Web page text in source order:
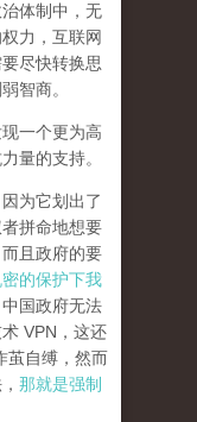
体制中，无
力，互联网
尽快转换思
智商。
一个更为高
量的支持。
为它划出了
拼命地想要
且政府的要
的保护下我
国政府无法
VPN，这还
茧自缚，然而
那就是强制